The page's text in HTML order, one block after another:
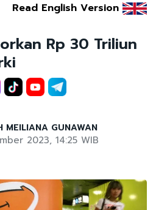
Read English Version
Rp 30 Triliun
MEILIANA GUNAWAN
2023, 14:25 WIB